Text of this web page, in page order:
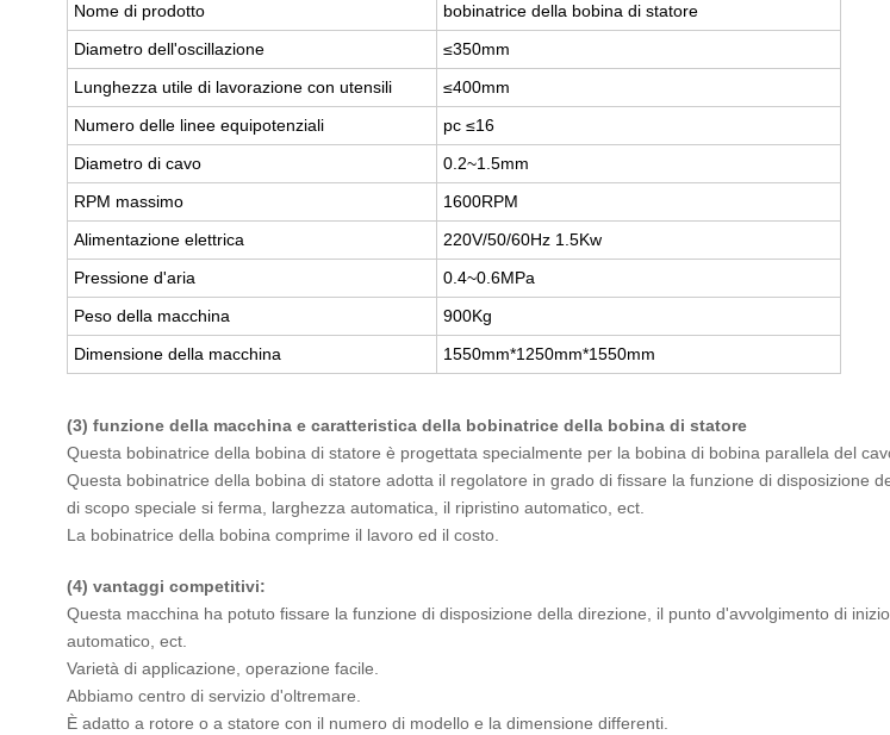
Nome di prodotto
bobinatrice della bobina di statore
Diametro dell'oscillazione
≤350mm
Lunghezza utile di lavorazione con utensili
≤400mm
Numero delle linee equipotenziali
pc ≤16
Diametro di cavo
0.2~1.5mm
RPM massimo
1600RPM
Alimentazione elettrica
220V/50/60Hz 1.5Kw
Pressione d'aria
0.4~0.6MPa
Peso della macchina
900Kg
Dimensione della macchina
1550mm*1250mm*1550mm
(3) funzione della macchina e caratteristica della bobinatrice della bobina di statore
Questa bobinatrice della bobina di statore è progettata specialmente per la bobina di bobina parallela del
Questa bobinatrice della bobina di statore adotta il regolatore in grado di fissare la funzione di disposizione
di scopo speciale si ferma, larghezza automatica, il ripristino automatico, ect.
La bobinatrice della bobina comprime il lavoro ed il costo.
(4) vantaggi competitivi:
Questa macchina ha potuto fissare la funzione di disposizione della direzione, il punto d'avvolgimento di
automatico, ect.
Varietà di applicazione, operazione facile.
Abbiamo centro di servizio d'oltremare.
È adatto a rotore o a statore con il numero di modello e la dimensione differenti.